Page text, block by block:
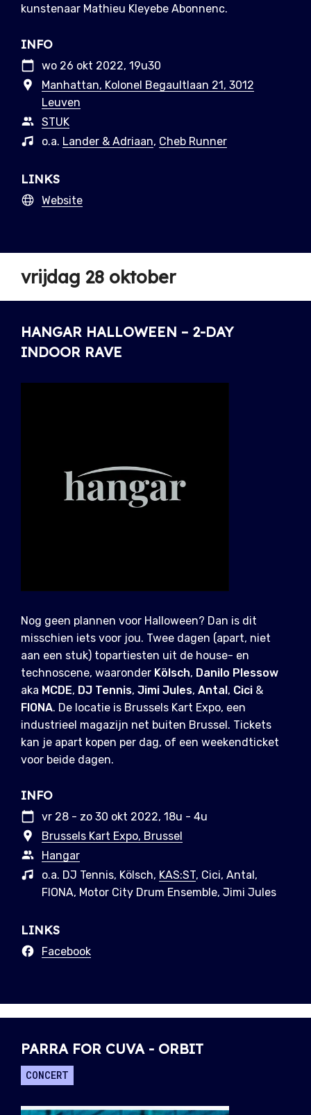
kunstenaar Mathieu Kleyebe Abonnenc.
INFO
wo 26 okt 2022, 19u30
Manhattan, Kolonel Begaultlaan 21, 3012
Leuven
STUK
o.a. Lander & Adriaan, Cheb Runner
LINKS
Website
vrijdag 28 oktober
HANGAR HALLOWEEN – 2-DAY
INDOOR RAVE
Nog geen plannen voor Halloween? Dan is dit
misschien iets voor jou. Twee dagen (apart, niet
aan een stuk) topartiesten uit de house- en
technoscene, waaronder Kölsch, Danilo Plessow
aka MCDE, DJ Tennis, Jimi Jules, Antal , Cici &
FIONA. De locatie is Brussels Kart Expo, een
industrieel magazijn net buiten Brussel. Tickets
kan je apart kopen per dag, of een weekendticket
voor beide dagen.
INFO
vr 28 - zo 30 okt 2022, 18u - 4u
Brussels Kart Expo, Brussel
Hangar
o.a. DJ Tennis, Kölsch, KAS:ST, Cici, Antal,
FIONA, Motor City Drum Ensemble, Jimi Jules
LINKS
Facebook
PARRA FOR CUVA - ORBIT
CONCERT